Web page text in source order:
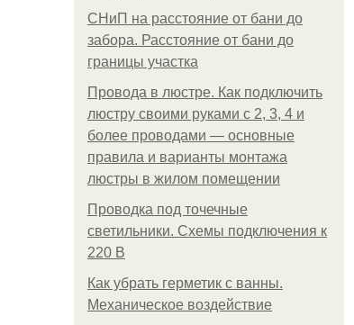
СНиП на расстояние от бани до
забора. Расстояние от бани до
границы участка
Провода в люстре. Как подключить
люстру своими руками с 2, 3, 4 и
более проводами — основные
правила и варианты монтажа
люстры в жилом помещении
Проводка под точечные
светильники. Схемы подключения к
220 В
Как убрать герметик с ванны.
Механическое воздействие